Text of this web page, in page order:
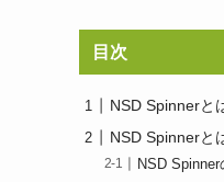
目次
NSD Spinnerと
NSD Spinnerと
NSD Spinner